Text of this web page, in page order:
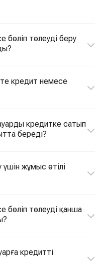
бөліп төлеуді беру
кредит немесе
кредитке сатып
береді?
бөліп төлеуді қанша
кредитті